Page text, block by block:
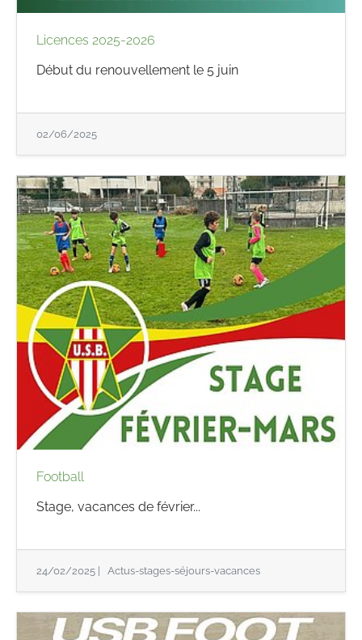
Licences 2025-2026
Début du renouvellement le 5 juin
02/06/2025
Football
Stage, vacances de février...
24/02/2025 Actus-stages-séjours-vacances